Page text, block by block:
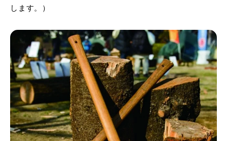
します。）